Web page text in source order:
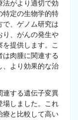
法がより適切で効
特定の生物学的特
で、ゲノム研究は
り、がんの発生や
提供します。こ
肉腫に関連する
、より効果的な治
連する遺伝子変異
場しました。これ
療と比較して高い